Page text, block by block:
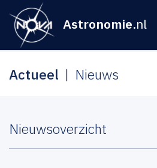
Astronomie.nl
Actueel Nieuws
Nieuwsoverzicht